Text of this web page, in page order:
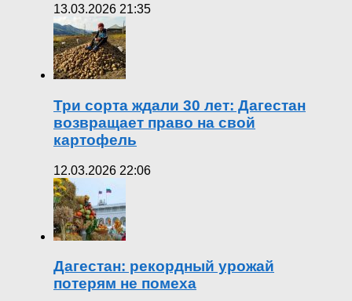
13.03.2026 21:35
Три сорта ждали 30 лет: Дагестан
возвращает право на свой
картофель
12.03.2026 22:06
Дагестан: рекордный урожай
потерям не помеха